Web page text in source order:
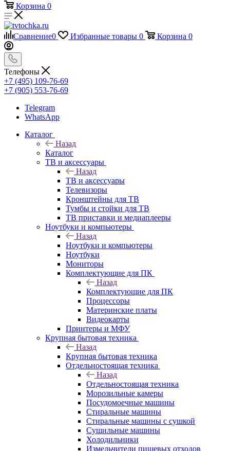
Корзина 0
Сравнение0 Избранные товары 0 Корзина 0
Телефоны
+7 (495) 109-76-69
+7 (905) 553-76-69
Telegram
WhatsApp
Каталог
Назад
Каталог
ТВ и аксессуары
Назад
ТВ и аксессуары
Телевизоры
Кронштейны для ТВ
Тумбы и стойки для ТВ
ТВ приставки и медиаплееры
Ноутбуки и компьютеры
Назад
Ноутбуки и компьютеры
Ноутбуки
Мониторы
Комплектующие для ПК
Назад
Комплектующие для ПК
Процессоры
Материнские платы
Видеокарты
Принтеры и МФУ
Крупная бытовая техника
Назад
Крупная бытовая техника
Отдельностоящая техника
Назад
Отдельностоящая техника
Морозильные камеры
Посудомоечные машины
Стиральные машины
Стиральные машины с сушкой
Сушильные машины
Холодильники
Измельчители пищевых отходов